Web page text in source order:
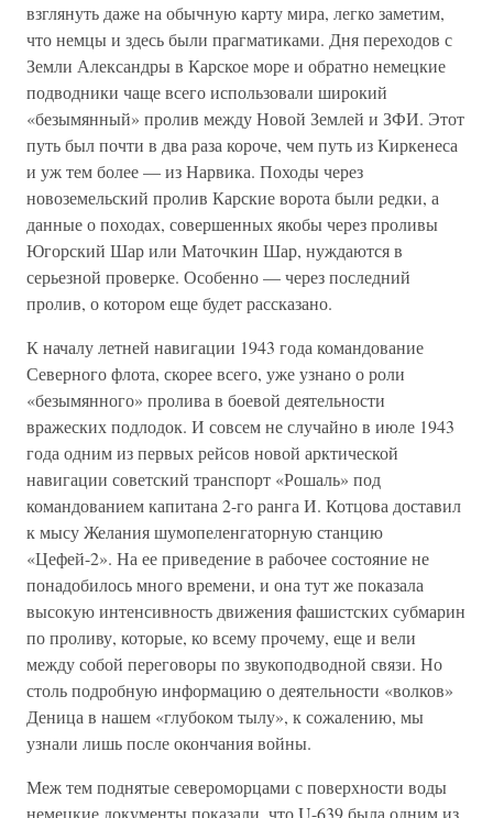
взглянуть даже на обычную карту мира, легко заметим,
что немцы и здесь были прагматиками. Дня переходов с
Земли Александры в Карское море и обратно немецкие
подводники чаще всего использовали широкий
«безымянный» пролив между Новой Землей и ЗФИ. Этот
путь был почти в два раза короче, чем путь из Киркенеса
и уж тем более — из Нарвика. Походы через
новоземельский пролив Карские ворота были редки, а
данные о походах, совершенных якобы через проливы
Югорский Шар или Маточкин Шар, нуждаются в
серьезной проверке. Особенно — через последний
пролив, о котором еще будет рассказано.
К началу летней навигации 1943 года командование
Северного флота, скорее всего, уже узнано о роли
«безымянного» пролива в боевой деятельности
вражеских подлодок. И совсем не случайно в июле 1943
года одним из первых рейсов новой арктической
навигации советский транспорт «Рошаль» под
командованием капитана 2-го ранга И. Котцова доставил
к мысу Желания шумопеленгаторную станцию
«Цефей-2». На ее приведение в рабочее состояние не
понадобилось много времени, и она тут же показала
высокую интенсивность движения фашистских субмарин
по проливу, которые, ко всему прочему, еще и вели
между собой переговоры по звукоподводной связи. Но
столь подробную информацию о деятельности «волков»
Деница в нашем «глубоком тылу», к сожалению, мы
узнали лишь после окончания войны.
Меж тем поднятые североморцами с поверхности воды
немецкие документы показали, что U-639 была одним из